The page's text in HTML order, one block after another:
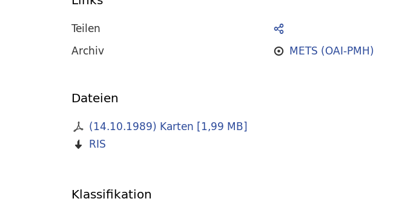
Teilen
Archiv
METS (OAI-PMH)
Dateien
(14.10.1989) Karten [1,99 MB]
RIS
Klassifikation